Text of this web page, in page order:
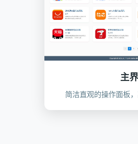
主
简洁直观的操作面板